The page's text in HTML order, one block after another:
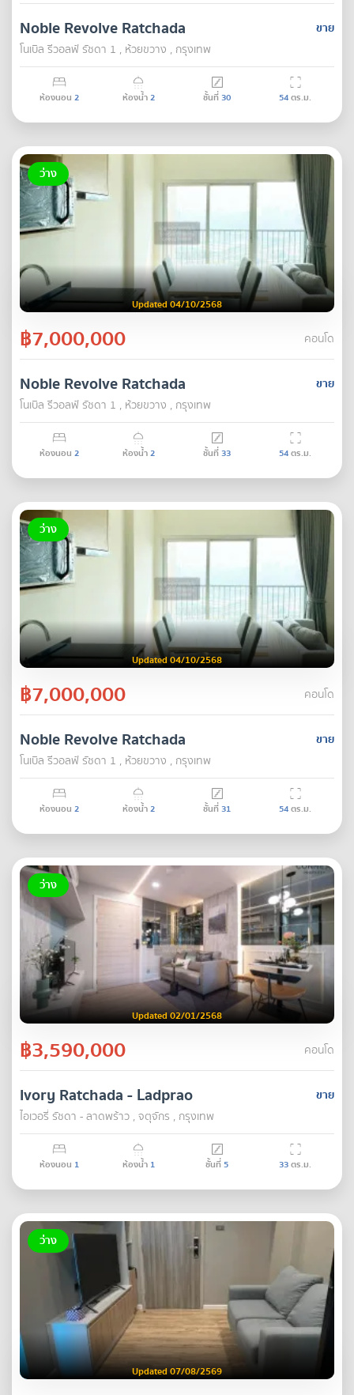
ขาย
Noble Revolve Ratchada
โนเบิล รีวอลฟ์ รัชดา 1 , ห้วยขวาง , กรุงเทพ
ห้องนอน 2 ห้องน้ำ2 ชั้นที่30 54ตร.ม.
ว่าง
Updated 04/10/2568
฿7,000,000 คอนโด
ขาย
Noble Revolve Ratchada
โนเบิล รีวอลฟ์ รัชดา 1 , ห้วยขวาง , กรุงเทพ
ห้องนอน 2 ห้องน้ำ2 ชั้นที่33 54ตร.ม.
ว่าง
Updated 04/10/2568
฿7,000,000 คอนโด
ขาย
Noble Revolve Ratchada
โนเบิล รีวอลฟ์ รัชดา 1 , ห้วยขวาง , กรุงเทพ
ห้องนอน 2 ห้องน้ำ2 ชั้นที่31 54ตร.ม.
ว่าง
Updated 02/01/2568
฿3,590,000 คอนโด
ขาย
Ivory Ratchada - Ladprao
ไอเวอรี่ รัชดา - ลาดพร้าว , จตุจักร , กรุงเทพ
ห้องนอน 1 ห้องน้ำ 1 ชั้นที่5 33ตร.ม.
ว่าง
Updated 07/08/2569